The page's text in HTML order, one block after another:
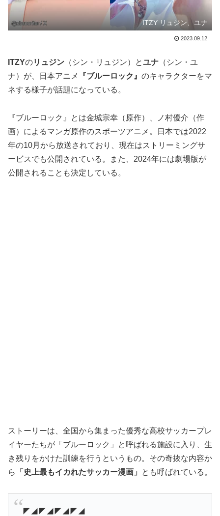
ITZY リュジン、ユナ
2023.09.12
ITZYのリュジン （シン・リュジン）とユナ （シン・ユ
ナ）が、日本アニメ
『ブルーロック』 のキャラクターをマ
ネする様子が話題になっている。
『ブルーロック』とは金城宗幸（原作）、ノ村優介（作
画）によるマンガ原作のスポーツアニメ。日本では2022
年の10月から放送されており、現在はストリーミングサ
ービスでも公開されている。また、2024年には劇場版が
公開されることも決定している。
ストーリーは、全国から集まった優秀な高校サッカープレ
イヤーたちが「ブルーロック」と呼ばれる施設に入り、生
き残りをかけた訓練を行うというもの。その奇抜な内容か
ら
「史上最もイカれたサッカー漫画」 とも呼ばれている。
◤◢◤◢◤◢◤◢